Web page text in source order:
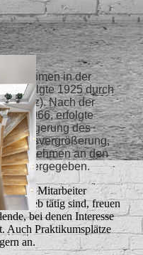
in der
erfolgte 1925 durch
Nach der
1966, erfolgte
Verlagerung des
an den
weitergegeben.
bis 30 Mitarbeiter
betrieb tätig sind, freuen
bei denen Interesse
Auch Praktikumsplätze
an.